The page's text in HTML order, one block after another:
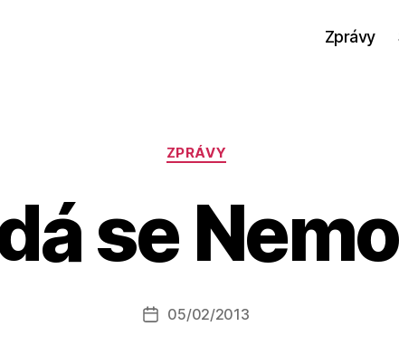
Zprávy
Rubriky
ZPRÁVY
se
Autor
A
a
Datum
05/02/2013